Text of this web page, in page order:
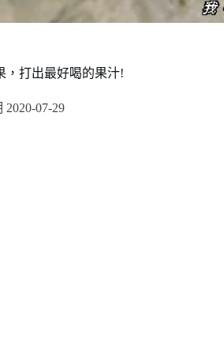
，打出最好喝的果汁!
2020-07-29